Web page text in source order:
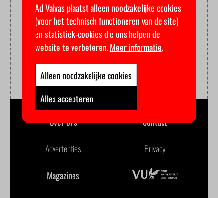
Over ons Contact
Advertenties Privacy
Magazines
Ad Valvas plaatst alleen noodzakelijke cookies
(voor het technisch functioneren van de site)
en statistiek-cookies die ons helpen de
website te verbeteren.Meer informatie.
Alleen noodzakelijke cookies
Alles accepteren